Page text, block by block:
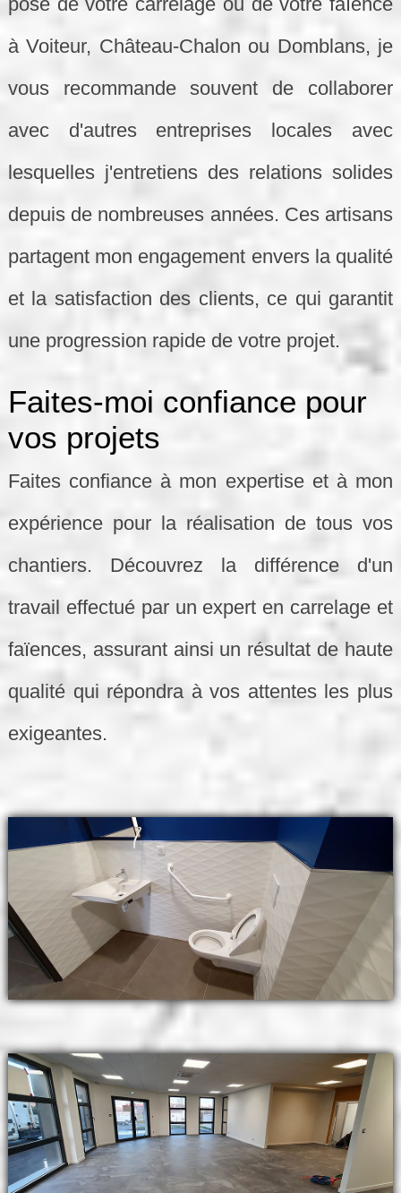
à Voiteur, Château-Chalon ou Domblans, je
vous recommande souvent de collaborer
avec d'autres entreprises locales avec
lesquelles j'entretiens des relations solides
depuis de nombreuses années. Ces artisans
partagent mon engagement envers la qualité
et la satisfaction des clients, ce qui garantit
une progression rapide de votre projet.
Faites-moi confiance pour
vos projets
Faites confiance à mon expertise et à mon
expérience pour la réalisation de tous vos
chantiers. Découvrez la différence d'un
travail effectué par un expert en carrelage et
faïences, assurant ainsi un résultat de haute
qualité qui répondra à vos attentes les plus
exigeantes.